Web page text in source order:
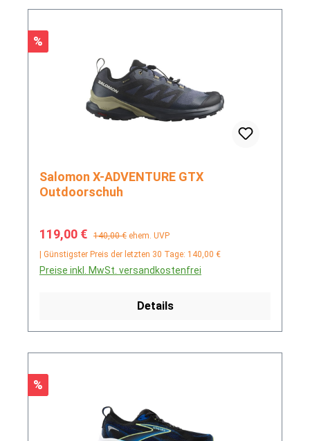
Rabatt
%
Salomon X-ADVENTURE GTX
Outdoorschuh
Verkaufspreis:
119,00 € Regulärer Preis:
140,00 € ehem. UVP
| Günstigster Preis der letzten 30 Tage: 140,00 €
Preise inkl. MwSt. versandkostenfrei
Details
Rabatt
%